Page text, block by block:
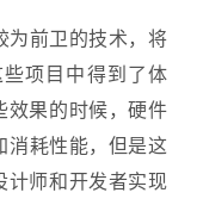
为前卫的技术，将
项目中得到了体
效果的时候，硬件
消耗性能，但是这
计师和开发者实现